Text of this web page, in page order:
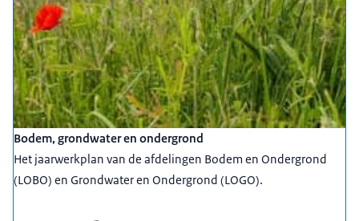
Bodem, grondwater en ondergrond
Het jaarwerkplan van de afdelingen Bodem en Ondergrond
(LOBO) en Grondwater en Ondergrond (LOGO).